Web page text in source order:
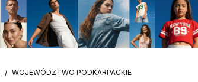
WOJEWÓDZTWO PODKARPACKIE